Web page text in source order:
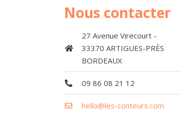
Nous contacter
27 Avenue Virecourt -
33370 ARTIGUES-PRÈS
BORDEAUX
09 86 08 21 12
hello@les-conteurs.com